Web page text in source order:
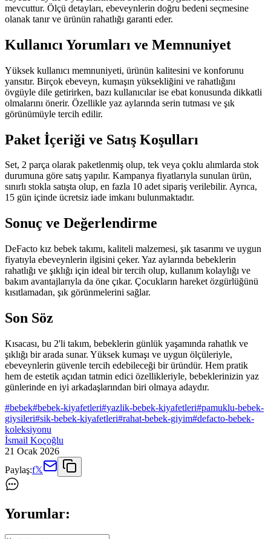
mevcuttur. Ölçü detayları, ebeveynlerin doğru bedeni seçmesine
olanak tanır ve ürünün rahatlığı garanti eder.
Kullanıcı Yorumları ve Memnuniyet
Yüksek kullanıcı memnuniyeti, ürünün kalitesini ve konforunu
yansıtır. Birçok ebeveyn, kumaşın yüksekliğini ve rahatlığını
övgüyle dile getirirken, bazı kullanıcılar ise ebat konusunda dikkatli
olmalarını önerir. Özellikle yaz aylarında serin tutması ve şık
görünümüyle tercih edilir.
Paket İçeriği ve Satış Koşulları
Set, 2 parça olarak paketlenmiş olup, tek veya çoklu alımlarda stok
durumuna göre satış yapılır. Kampanya fiyatlarıyla sunulan ürün,
sınırlı stokla satışta olup, en fazla 10 adet sipariş verilebilir. Ayrıca,
15 gün içinde ücretsiz iade imkanı bulunmaktadır.
Sonuç ve Değerlendirme
DeFacto kız bebek takımı, kaliteli malzemesi, şık tasarımı ve uygun
fiyatıyla ebeveynlerin ilgisini çeker. Yaz aylarında bebeklerin
rahatlığı ve şıklığı için ideal bir tercih olup, kullanım kolaylığı ve
bakım avantajlarıyla da öne çıkar. Çocukların hareket özgürlüğünü
kısıtlamadan, şık görünmelerini sağlar.
Son Söz
Kısacası, bu 2'li takım, bebeklerin günlük yaşamında rahatlık ve
şıklığı bir arada sunar. Yüksek kumaşı ve uygun ölçüleriyle,
ebeveynlerin güvenle tercih edebileceği bir üründür. Hem pratik
hem de estetik açıdan tatmin edici özellikleriyle, bebeklerinizin yaz
günlerinde en iyi arkadaşlarından biri olmaya adaydır.
#bebek#bebek-kiyafetleri#yazlik-bebek-kiyafetleri#pamuklu-bebek-
giysileri#sik-bebek-kiyafetleri#rahat-bebek-giyim#defacto-bebek-
koleksiyonu
İsmail Koçoğlu
21 Ocak 2026
Paylaş:f𝕏
Yorumlar: